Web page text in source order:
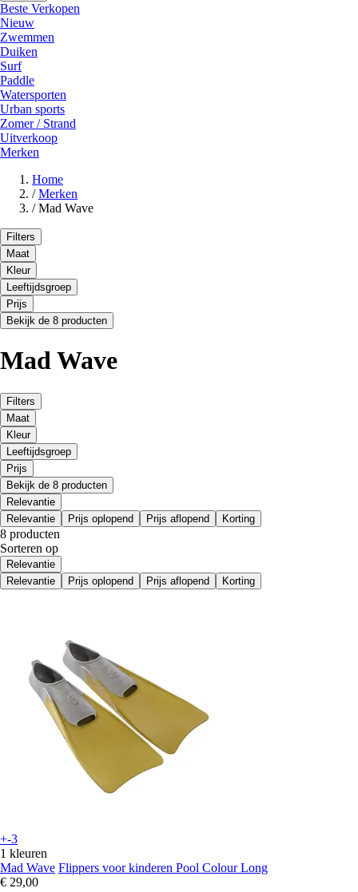
Beste Verkopen
Nieuw
Zwemmen
Duiken
Surf
Paddle
Watersporten
Urban sports
Zomer / Strand
Uitverkoop
Merken
Home
/ Merken
/ Mad Wave
Filters
Maat
Kleur
Leeftijdsgroep
Prijs
Bekijk de 8 producten
Mad Wave
Filters
Maat
Kleur
Leeftijdsgroep
Prijs
Bekijk de 8 producten
Relevantie
Relevantie
Prijs oplopend Prijs aflopend Korting
8 producten
Sorteren op
Relevantie
Relevantie
Prijs oplopend Prijs aflopend Korting
+-3
1 kleuren
Mad Wave Flippers voor kinderen Pool Colour Long
€ 29,00